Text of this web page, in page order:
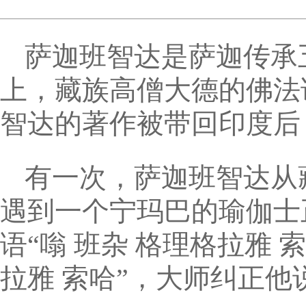
萨迦班智达是萨迦传
上，藏族高僧大德的佛
智达的著作被带回印度
有一次，萨迦班智达
遇到一个宁玛巴的瑜伽
语“嗡 班杂 格理格拉雅
拉雅 索哈”，大师纠正他